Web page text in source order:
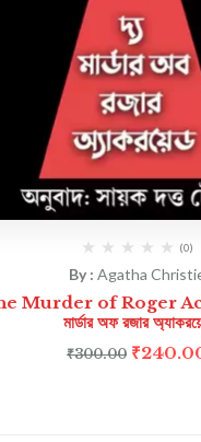
(0)
By : Agatha
Murder of Roger
মার্ডার অফ রজার
₹300.00 ₹